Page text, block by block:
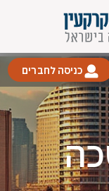
כניסה לחברים